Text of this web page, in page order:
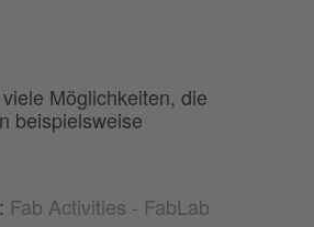
Möglichkeiten, die
beispielsweise
Fab Activities - FabLab